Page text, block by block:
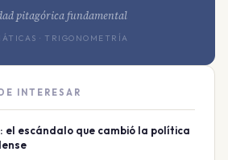
pitagórica fundamental
· TRIGONOMETRÍA
INTERESAR
el escándalo que cambió la política